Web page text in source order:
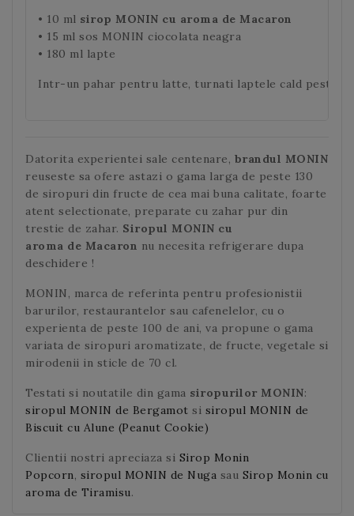
• 10 ml sirop MONIN cu aroma de Macaron
• 15 ml sos MONIN ciocolata neagra
• 180 ml lapte
Intr-un pahar pentru latte, turnati laptele cald peste
Datorita experientei sale centenare, brandul MONIN
reuseste sa ofere astazi o gama larga de peste 130
de siropuri din fructe de cea mai buna calitate, foarte
atent selectionate, preparate cu zahar pur din
trestie de zahar. Siropul MONIN cu
aroma de Macaron nu necesita refrigerare dupa
deschidere !
MONIN, marca de referinta pentru profesionistii
barurilor, restaurantelor sau cafenelelor, cu o
experienta de peste 100 de ani, va propune o gama
variata de siropuri aromatizate, de fructe, vegetale si
mirodenii in sticle de 70 cl.
Testati si noutatile din gama siropurilor MONIN:
siropul MONIN de Bergamot si siropul MONIN de
Biscuit cu Alune (Peanut Cookie)
Clientii nostri apreciaza si Sirop Monin
Popcorn, siropul MONIN de Nuga sau Sirop Monin cu
aroma de Tiramisu.